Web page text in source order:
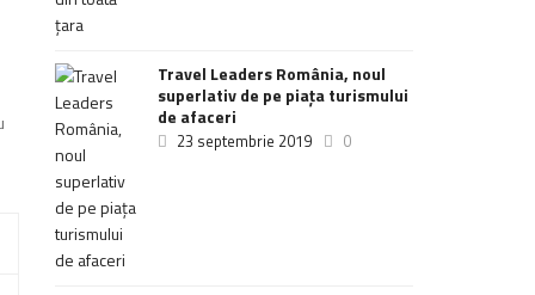
Travel Leaders România, noul
superlativ de pe piața turismului
de afaceri
23 septembrie 2019 0